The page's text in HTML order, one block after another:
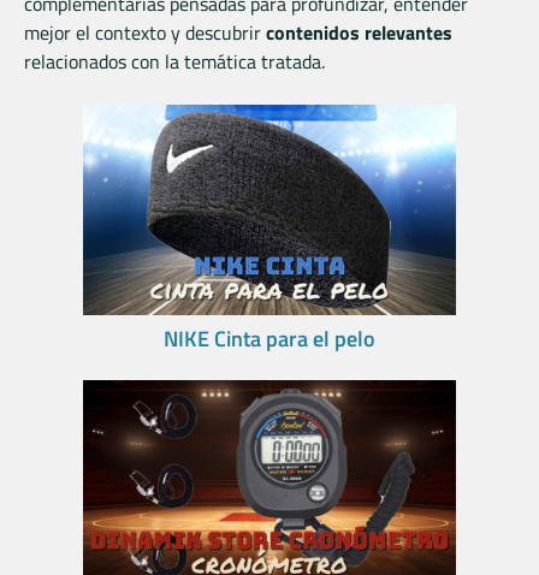
mejor el contexto y descubrircontenidos relevantes
relacionados con la temática tratada.
NIKE Cinta para el pelo